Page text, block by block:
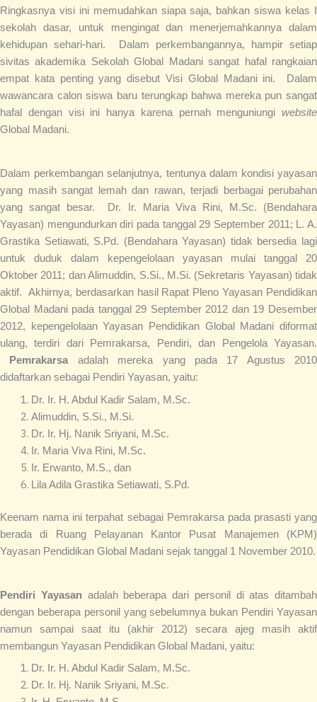
Ringkasnya visi ini memudahkan siapa saja, bahkan siswa kelas I
sekolah dasar, untuk mengingat dan menerjemahkannya dalam
kehidupan sehari-hari. Dalam perkembangannya, hampir setiap
sivitas akademika Sekolah Global Madani sangat hafal rangkaian
empat kata penting yang disebut Visi Global Madani ini. Dalam
wawancara calon siswa baru terungkap bahwa mereka pun sangat
hafal dengan visi ini hanya karena pernah menguniungi website
Global Madani.
Dalam perkembangan selanjutnya, tentunya dalam kondisi yayasan
yang masih sangat lemah dan rawan, terjadi berbagai perubahan
yang sangat besar. Dr. Ir. Maria Viva Rini, M.Sc. (Bendahara
Yayasan) mengundurkan diri pada tanggal 29 September 2011; L. A.
Grastika Setiawati, S.Pd. (Bendahara Yayasan) tidak bersedia lagi
untuk duduk dalam kepengelolaan yayasan mulai tanggal 20
Oktober 2011; dan Alimuddin, S.Si., M.Si. (Sekretaris Yayasan) tidak
aktif. Akhirnya, berdasarkan hasil Rapat Pleno Yayasan Pendidikan
Global Madani pada tanggal 29 September 2012 dan 19 Desember
2012, kepengelolaan Yayasan Pendidikan Global Madani diformat
ulang, terdiri dari Pemrakarsa, Pendiri, dan Pengelola Yayasan.
Pemrakarsaadalah mereka yang pada 17 Agustus 2010
didaftarkan sebagai Pendiri Yayasan, yaitu:
Dr. Ir. H. Abdul Kadir Salam, M.Sc.
Alimuddin, S.Si., M.Si.
Dr. Ir. Hj. Nanik Sriyani, M.Sc.
Ir. Maria Viva Rini, M.Sc.
Ir. Erwanto, M.S., dan
Lila Adila Grastika Setiawati, S.Pd.
Keenam nama ini terpahat sebagai Pemrakarsa pada prasasti yang
berada di Ruang Pelayanan Kantor Pusat Manajemen (KPM)
Yayasan Pendidikan Global Madani sejak tanggal 1 November 2010.
Pendiri Yayasanadalah beberapa dari personil di atas ditambah
dengan beberapa personil yang sebelumnya bukan Pendiri Yayasan
namun sampai saat itu (akhir 2012) secara ajeg masih aktif
membangun Yayasan Pendidikan Global Madani, yaitu:
Dr. Ir. H. Abdul Kadir Salam, M.Sc.
Dr. Ir. Hj. Nanik Sriyani, M.Sc.